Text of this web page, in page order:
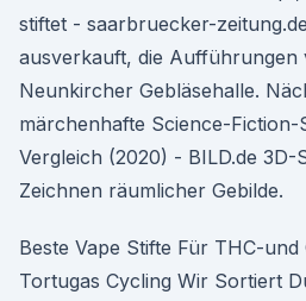
stiftet - saarbruecker-
ausverkauft, die Aufführungen
Neunkircher Gebläsehalle.
märchenhafte Science-Fiction-
Vergleich (2020) - BILD.de 3D-
Zeichnen räumlicher Gebilde.
Beste Vape Stifte Für THC-
Tortugas Cycling Wir Sortiert